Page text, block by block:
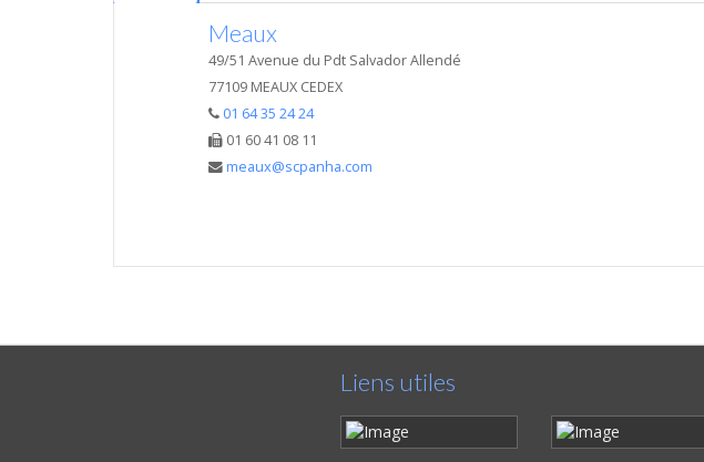
Meaux
49/51 Avenue du Pdt Salvador Allendé
77109 MEAUX CEDEX
01 64 35 24 24
01 60 41 08 11
meaux@scpanha.com
Liens utiles